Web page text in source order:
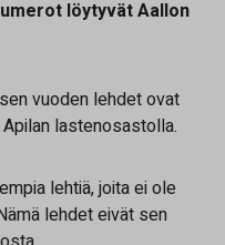
löytyvät Aallon
vuoden lehdet ovat
lastenosastolla.
lehtiä, joita ei ole
lehdet eivät sen